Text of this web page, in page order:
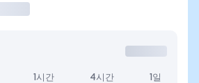
1시간 4시간 1일